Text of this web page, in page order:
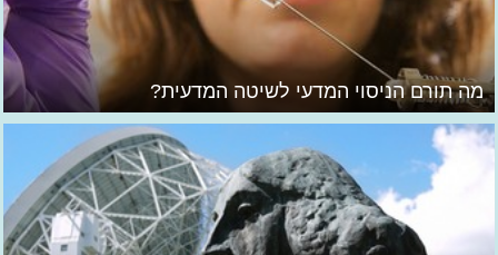
מה תורם הניסוי המדעי לשיטה המדעית?